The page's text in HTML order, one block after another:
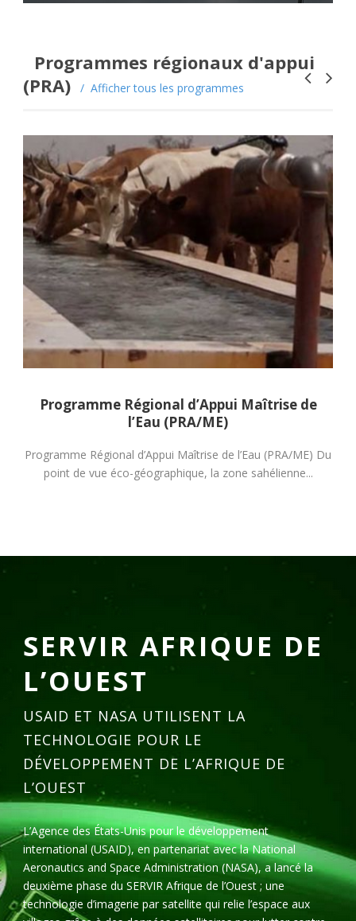
Programmes régionaux d'appui
(PRA)
Afficher tous les programmes
Programme Régional d’Appui (PRA/Marchés)
produits agricoles et agroalimentaires (PRA/Marchés)
Conférence régionale sur...
SERVIR AFRIQUE DE
L’OUEST
USAID ET NASA UTILISENT LA
TECHNOLOGIE POUR LE
DÉVELOPPEMENT DE L’AFRIQUE DE
L’OUEST
L’Agence des États-Unis pour le développement
international (USAID), en partenariat avec la National
Aeronautics and Space Administration (NASA), a lancé la
deuxième phase du SERVIR Afrique de l’Ouest ; une
technologie d’imagerie par satellite qui relie l’espace aux